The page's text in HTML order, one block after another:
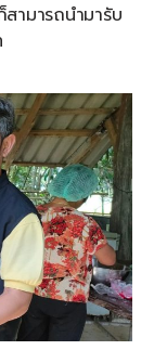
ามารถนำมารับ